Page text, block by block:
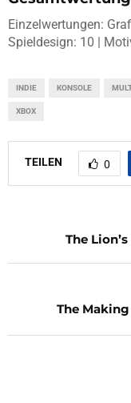
Einzelwertungen:
Spieldesign: 10 |
INDIE KONSOLE
XBOX
TEILEN 0
The
The